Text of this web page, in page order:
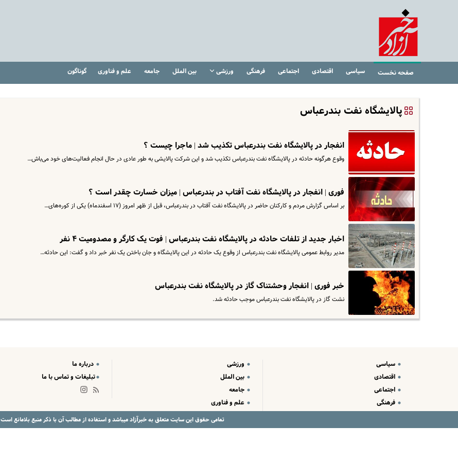
صفحه نخست سیاسی اقتصادی اجتماعی فرهنگی ورزشی بین الملل جامعه علم و فناوری گوناگون
پالایشگاه نفت بندرعباس
انفجار در پالایشگاه نفت بندرعباس تکذیب شد | ماجرا چیست ؟
وقوع هرگونه حادثه در پالایشگاه نفت بندرعباس تکذیب شد و این شرکت پالایشی به طور عادی در حال انجام فعالیت‌های خود می‌باش…
فوری | انفجار در پالایشگاه نفت آفتاب در بندرعباس | میزان خسارت چقدر است ؟
بر اساس گزارش مردم و کارکنان حاضر در پالایشگاه نفت آفتاب در بندرعباس، قبل از ظهر امروز (۱۷ اسفندماه) یکی از کوره‌های…
اخبار جدید از تلفات حادثه در پالایشگاه نفت بندرعباس | ‌فوت یک کارگر و مصدومیت ۴ نفر
مدیر روابط عمومی پالایشگاه نفت بندرعباس از وقوع یک حادثه در این پالایشگاه و جان باختن یک نفر خبر داد و گفت: این حادثه…
خبر فوری | انفجار وحشتناک گاز در پالایشگاه نفت بندرعباس
نشت گاز در پالایشگاه نفت بندرعباس موجب حادثه شد.
سیاسی
اقتصادی
اجتماعی
فرهنگی
ورزشی
بین الملل
جامعه
علم و فناوری
درباره ما
تبلیغات و تماس با ما
تمامی حقوق این سایت متعلق بهخبرآزادمیباشد و استفاده از مطالب آن با ذکر منبع بلامانع است